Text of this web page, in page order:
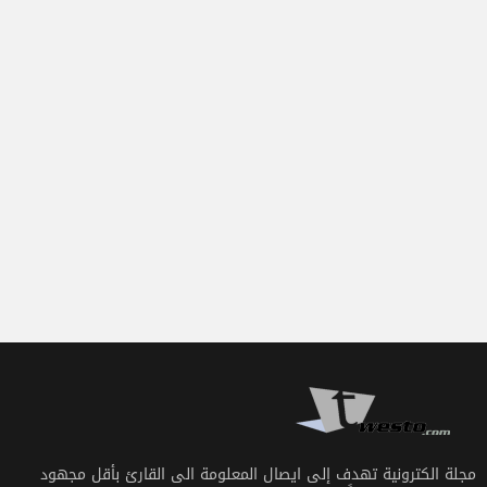
مجلة الكترونية تهدف إلى ايصال المعلومة الى القارئ بأقل مجهود